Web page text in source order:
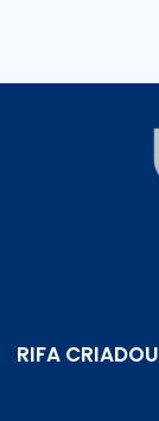
RIFA